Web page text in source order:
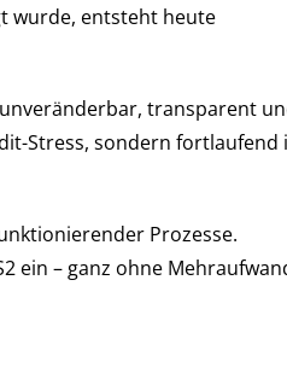
wurde, entsteht heute
transparent
Stress, sondern fortlaufend
Prozesse.
ein – ganz ohne